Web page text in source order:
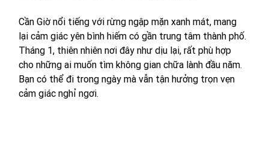
Cần Giờ nổi tiếng với rừng ngập mặn xanh mát, mang
lại cảm giác yên bình hiếm có gần trung tâm thành phố.
Tháng 1, thiên nhiên nơi đây như dịu lại, rất phù hợp
cho những ai muốn tìm không gian chữa lành đầu năm.
Bạn có thể đi trong ngày mà vẫn tận hưởng trọn vẹn
cảm giác nghỉ ngơi.